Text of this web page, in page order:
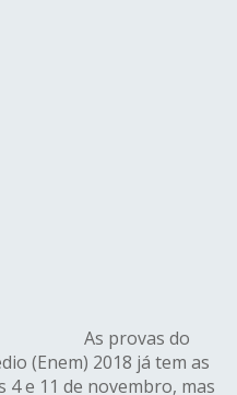
As provas do
(Enem) 2018 já tem as
4 e 11 de novembro, mas